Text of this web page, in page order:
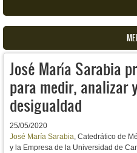
José María Sarabia
para medir, analizar
desigualdad
25/05/2020
José María Sarabia, Catedrático de
y la Empresa de la Universidad de